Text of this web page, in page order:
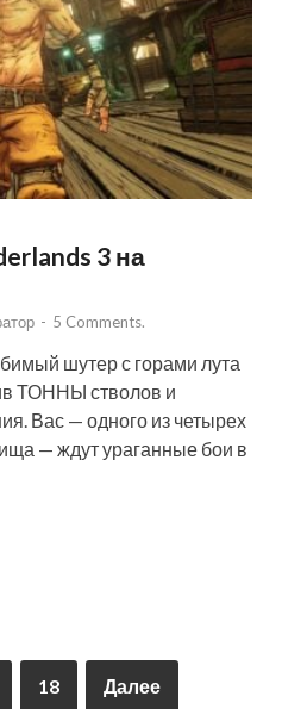
3 на
- 5 Comments.
шутер с горами лута
ТОННЫ стволов и
Вас — одного из четырех
— ждут ураганные бои в
18 Далее